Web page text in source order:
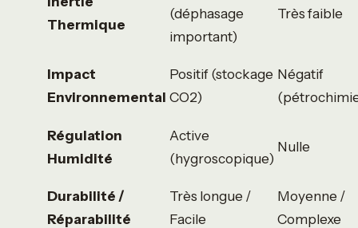
Thermique
(déphasage
important)
Très faible
Impact
Environnemental
Positif (stockage
CO2)
Négatif
Régulation
Humidité
Active
(hygroscopique)
Nulle
Durabilité /
Réparabilité
Très longue /
Facile
Moyenne /
Complexe